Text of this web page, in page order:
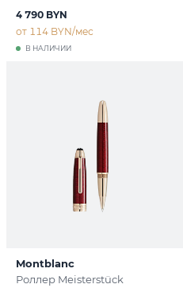
В НАЛИЧИИ
4 790 BYN
от 114 BYN/мес
Montblanc
Роллер Meisterstück